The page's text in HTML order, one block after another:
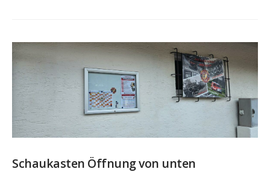
Schaukasten Öffnung von unten